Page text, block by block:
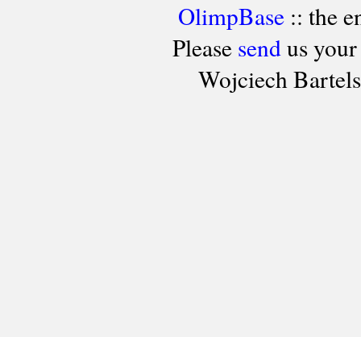
OlimpBase:: the
Please sendus your
Wojciech